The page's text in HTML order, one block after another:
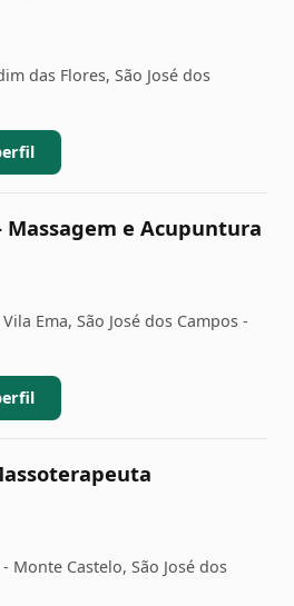
das Flores, São José dos
e Acupuntura
Ema, São José dos Campos -
Monte Castelo, São José dos